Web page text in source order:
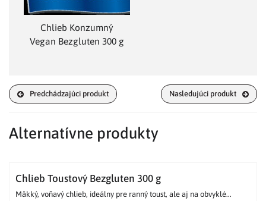
Chlieb Konzumný
Vegan Bezgluten 300 g
Predchádzajúci produkt Nasledujúci produkt
Alternatívne produkty
Chlieb Toustový Bezgluten 300 g
Mäkký, voňavý chlieb, ideálny pre ranný toust, ale aj na obvyklé...